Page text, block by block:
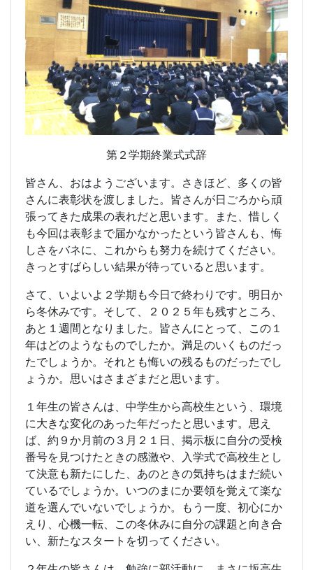
第２学期終業式式辞
皆さん、おはようございます。さきほど、多くの皆
さんに表彰状を渡しました。皆さんが日ごろから頑
張ってきた成果の表れだと思います。また、惜しく
も今回は表彰まで届かなかったという皆さんも、悔
しさをバネに、これからも努力を続けてください。
きっとすばらしい結果が待っていると思います。
さて、いよいよ２学期も今日で終わりです。明日か
ら冬休みです。そして、２０２５年も残すところ、
あと１週間となりました。皆さんにとって、この１
年はどのようなものでしたか。満足のいくものだっ
たでしょうか。それとも悔いの残るものだったでし
ょうか。思いはさまざまだと思います。
１年生の皆さんは、中学生から高校生という、環境
に大きな変化のあった年だったと思います。思え
ば、約９か月前の３月２１日、掲示板に自分の受検
番号を見つけたときの感激や、入学式で高校生とし
て決意も新たにした、あのときの気持ちはまだ続い
ているでしょうか。いつのまにか要領を覚えて楽な
道を選んでいないでしょうか。もう一度、初心にか
えり、心機一転、この冬休みに自分の課題と向き合
い、新たなスタートを切ってください。